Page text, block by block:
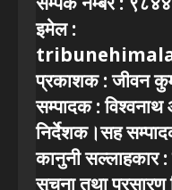
इमेल :
प्रकाशक : जीवन
सम्पादक : विश्वनाथ
निर्देशक।सह
कानुनी सल्लाहकार
सूचना तथा प्रसारण